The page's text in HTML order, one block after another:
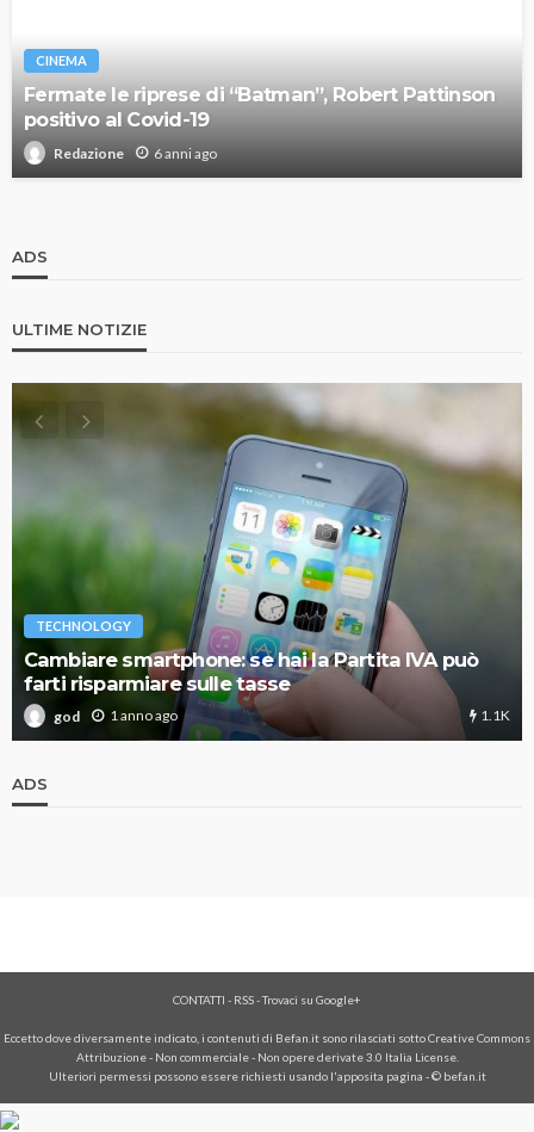
CINEMA
Fermate le riprese di “Batman”, Robert Pattinson
positivo al Covid-19
Redazione 6 anni ago
ADS
ULTIME NOTIZIE
TECHNOLOGY
Cambiare smartphone: se hai la Partita IVA può
farti risparmiare sulle tasse
god 1 anno ago 1.1K
ADS
CONTATTI - RSS-Trovaci su Google+
Eccetto dove diversamente indicato, i contenuti di Befan.it sono rilasciati sotto Creative Commons
Attribuzione - Non commerciale - Non opere derivate 3.0 Italia License.
Ulteriori permessi possono essere richiesti usando l'apposita pagina - © befan.it